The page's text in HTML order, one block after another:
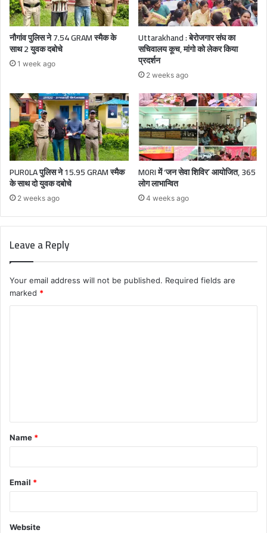
नौगांव पुलिस ने 7.54 GRAM स्मैक के
साथ 2 युवक दबोचे
1 week ago
Uttarakhand : बेरोजगार संघ का
सचिवालय कूच, मांगो को लेकर किया
प्रदर्शन
2 weeks ago
PUR0LA पुलिस ने 15.95 GRAM स्मैक
के साथ दो युवक दबोचे
2 weeks ago
M0RI में ‘जन सेवा शिविर’ आयोजित, 365
लोग लाभान्वित
4 weeks ago
Leave a Reply
Your email address will not be published. Required fields are
marked *
t
*
Name *
Email *
Website